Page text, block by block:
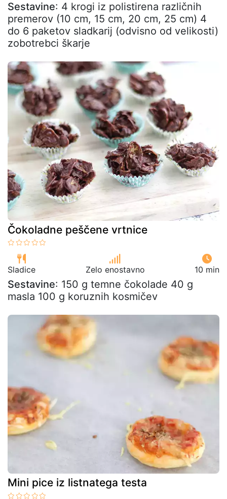
Sestavine: 4 krogi iz polistirena različnih
premerov (10 cm, 15 cm, 20 cm, 25 cm) 4
do 6 paketov sladkarij (odvisno od velikosti)
zobotrebci škarje
Čokoladne peščene vrtnice
Sladice Zelo enostavno 10 min
Sestavine: 150 g temne čokolade 40 g
masla 100 g koruznih kosmičev
Mini pice iz listnatega testa